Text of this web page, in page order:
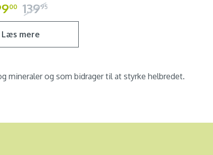
00 13995
Læs mere
mineraler og som bidrager til at styrke helbredet.